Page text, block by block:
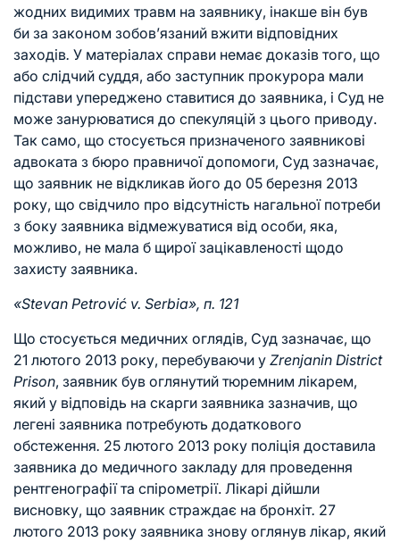
жодних видимих ​​травм на заявнику, інакше він був
би за законом зобов’язаний вжити відповідних
заходів. У матеріалах справи немає доказів того, що
або слідчий суддя, або заступник прокурора мали
підстави упереджено ставитися до заявника, і Суд не
може занурюватися до спекуляцій з цього приводу.
Так само, що стосується призначеного заявникові
адвоката з бюро правничої допомоги, Суд зазначає,
що заявник не відкликав його до 05 березня 2013
року, що свідчило про відсутність нагальної потреби
з боку заявника відмежуватися від особи, яка,
можливо, не мала б щирої зацікавленості щодо
захисту заявника.
«Stevan Petrović v. Serbia», п. 121
Що стосується медичних оглядів, Суд зазначає, що
21 лютого 2013 року, перебуваючи у Zrenjanin District
Prison, заявник був оглянутий тюремним лікарем,
який у відповідь на скарги заявника зазначив, що
легені заявника потребують додаткового
обстеження. 25 лютого 2013 року поліція доставила
заявника до медичного закладу для проведення
рентгенографії та спірометрії. Лікарі дійшли
висновку, що заявник страждає на бронхіт. 27
лютого 2013 року заявника знову оглянув лікар, який